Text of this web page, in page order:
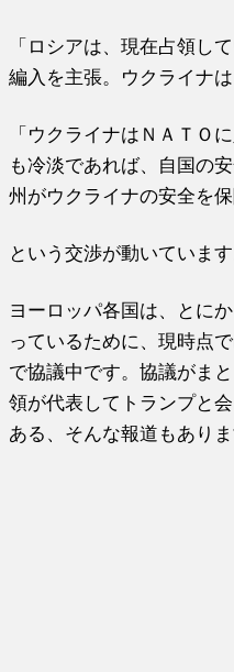
「ロシアは、現在占領し
編入を主張。ウクライナ
「ウクライナはＮＡＴＯ
も冷淡であれば、自国の
州がウクライナの安全を
という交渉が動いています
ヨーロッパ各国は、とに
っているために、現時点
で協議中です。協議がま
領が代表してトランプと
ある、そんな報道もありま